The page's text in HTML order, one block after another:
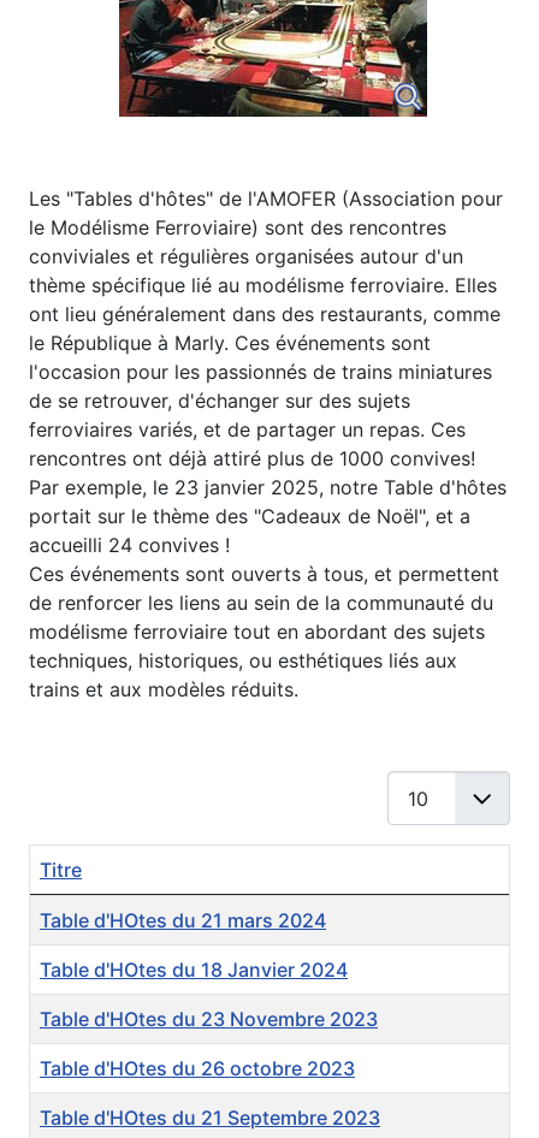
Les "Tables d'hôtes" de l'AMOFER (Association pour
le Modélisme Ferroviaire) sont des rencontres
conviviales et régulières organisées autour d'un
thème spécifique lié au modélisme ferroviaire. Elles
ont lieu généralement dans des restaurants, comme
le République à Marly. Ces événements sont
l'occasion pour les passionnés de trains miniatures
de se retrouver, d'échanger sur des sujets
ferroviaires variés, et de partager un repas. Ces
rencontres ont déjà attiré plus de 1000 convives!
Par exemple, le 23 janvier 2025, notre Table d'hôtes
portait sur le thème des "Cadeaux de Noël", et a
accueilli 24 convives !
Ces événements sont ouverts à tous, et permettent
de renforcer les liens au sein de la communauté du
modélisme ferroviaire tout en abordant des sujets
techniques, historiques, ou esthétiques liés aux
trains et aux modèles réduits.
Articles
Titre
Table d'HOtes du 21 mars 2024
Table d'HOtes du 18 Janvier 2024
Table d'HOtes du 23 Novembre 2023
Table d'HOtes du 26 octobre 2023
Table d'HOtes du 21 Septembre 2023